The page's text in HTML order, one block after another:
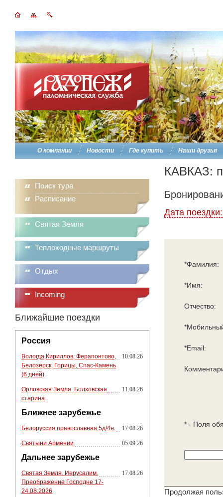
О компании Новости Где купить Наши друзья
Поиск тура
Расписание
Святая Земля
Теплоходные маршруты
Отдых
Incoming
Ближайшие поездки
Россия
Вологда,Кириллов, Ферапонтово,
Белозерск, Горицы, Спас-Камень
(6 дней)
10.08.26
Орловская Земля. Болховская
старина
11.08.26
Ближнее зарубежье
Белоруссия православная 5д/4н. 17.08.26
Святыни Армении 05.09.26
Дальнее зарубежье
Святая Земля. Иерусалим.
Преображение Господне 17-
24.08.2026
17.08.26
КАВКАЗ:
Дата
*Фамилия:
*Имя:
Отчество:
*Email:
* - Поля
Продолжая